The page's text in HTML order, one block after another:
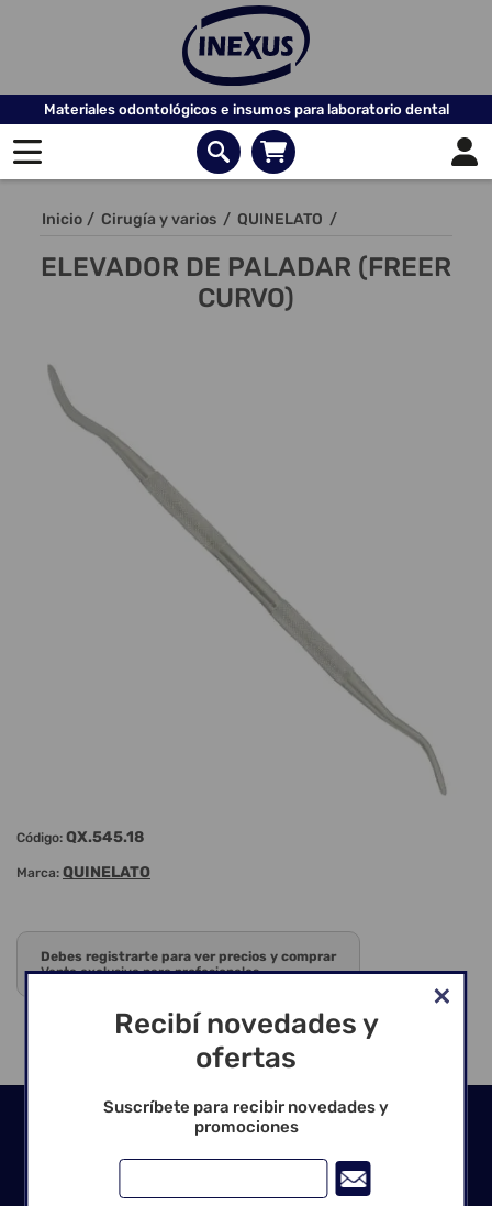
Materiales odontológicos e insumos para laboratorio dental
Inicio / Cirugía y varios / QUINELATO /
ELEVADOR DE PALADAR (FREER
CURVO)
Código: QX.545.18
Marca: QUINELATO
Debes registrarte para ver precios y comprar
Venta exclusiva para profesionales
Seguinos en las redes
Recibí novedades y
ofertas
Suscríbete para recibir novedades y
promociones